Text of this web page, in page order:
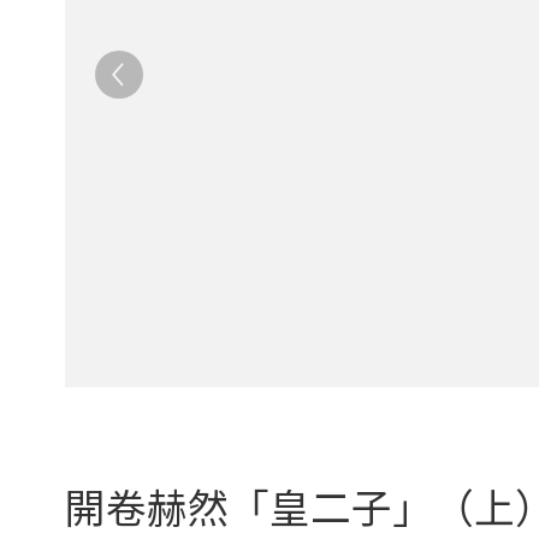
開卷赫然「皇二子」（上